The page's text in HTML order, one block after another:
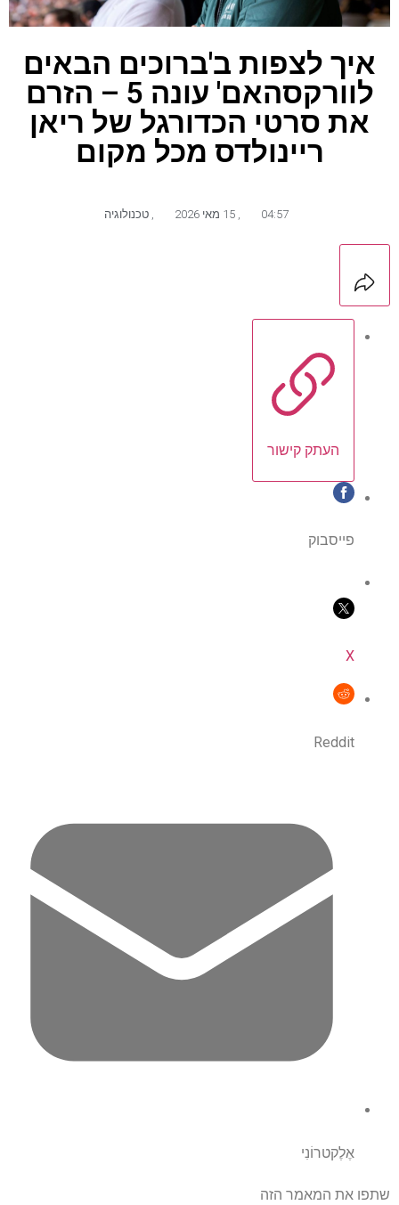
איך לצפות ב'ברוכים הבאים
לוורקסהאם' עונה 5 – הזרם
את סרטי הכדורגל של ריאן
ריינולדס מכל מקום
04:57 15 מאי 2026 טכנולוגיה
העתק קישור
פייסבוק
X
Reddit
אֶלֶקטרוֹנִי
שתפו את המאמר הזה